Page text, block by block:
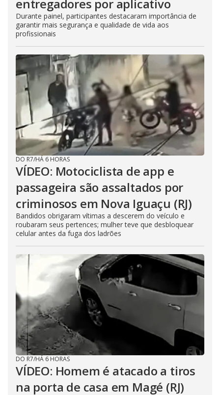
entregadores por aplicativo
Durante painel, participantes destacaram importância de
garantir mais segurança e qualidade de vida aos
profissionais
DO R7/HÁ 6 HORAS
VÍDEO: Motociclista de app e
passageira são assaltados por
criminosos em Nova Iguaçu (RJ)
Bandidos obrigaram vítimas a descerem do veículo e
roubaram seus pertences; mulher teve que desbloquear
celular antes da fuga dos ladrões
DO R7/HÁ 6 HORAS
VÍDEO: Homem é atacado a tiros
na porta de casa em Magé (RJ)